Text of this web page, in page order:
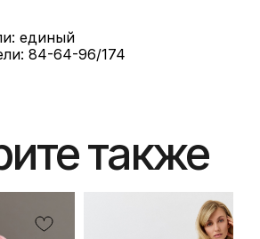
единый
84-64-96/174
также